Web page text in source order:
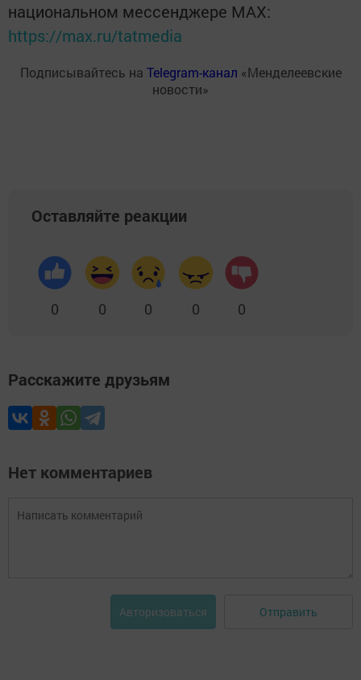
национальном мессенджере MАХ:
https://max.ru/tatmedia
Подписывайтесь на Telegram-канал «Менделеевские
новости»
Оставляйте реакции
0 0 0 0 0
Расскажите друзьям
Нет комментариев
Авторизоваться Отправить